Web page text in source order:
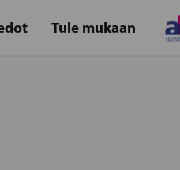
Tule mukaan